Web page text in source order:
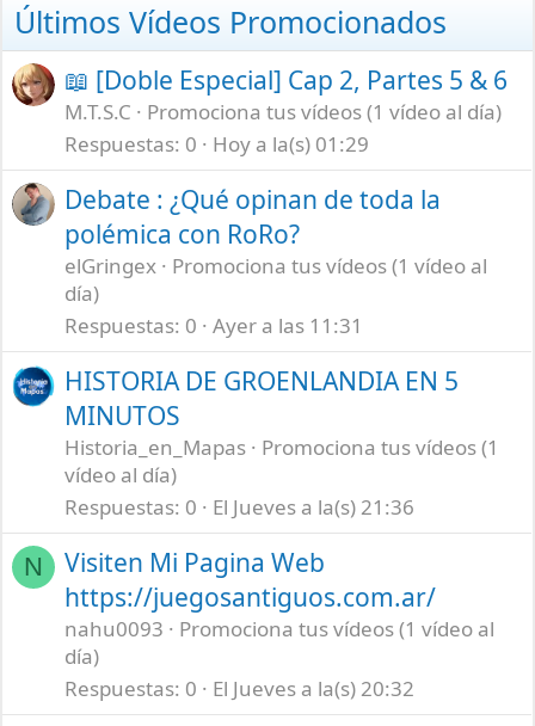
Últimos Vídeos Promocionados
📖 [Doble Especial] Cap 2, Partes 5 & 6
M.T.S.C
Promociona tus vídeos (1 vídeo al día)
Respuestas 0 Hoy a la(s) 01:29
Debate : ¿Qué opinan de toda la
polémica con RoRo?
elGringex
Promociona tus vídeos (1 vídeo al
día)
Respuestas 0 Ayer a las 11:31
HISTORIA DE GROENLANDIA EN 5
MINUTOS
Historia_en_Mapas
Promociona tus vídeos (1
vídeo al día)
Respuestas 0 El Jueves a la(s) 21:36
N
Visiten Mi Pagina Web
https://juegosantiguos.com.ar/
nahu0093
Promociona tus vídeos (1 vídeo al
día)
Respuestas 0 El Jueves a la(s) 20:32